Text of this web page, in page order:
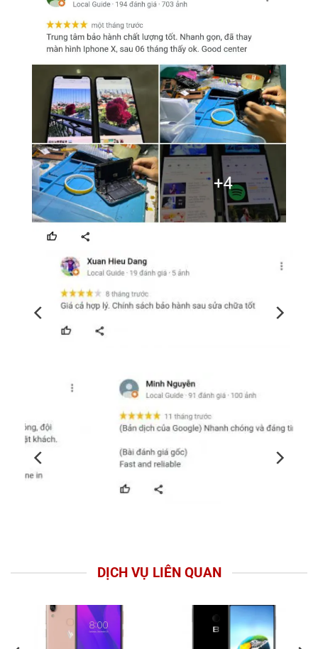
DỊCH VỤ LIÊN QUAN